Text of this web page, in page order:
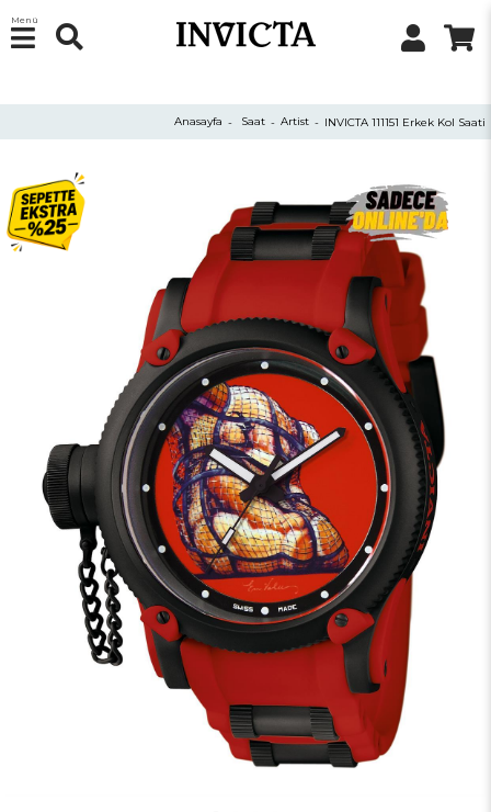
Menü
Anasayfa Saat Artist INVICTA 111151 Erkek Kol Saati